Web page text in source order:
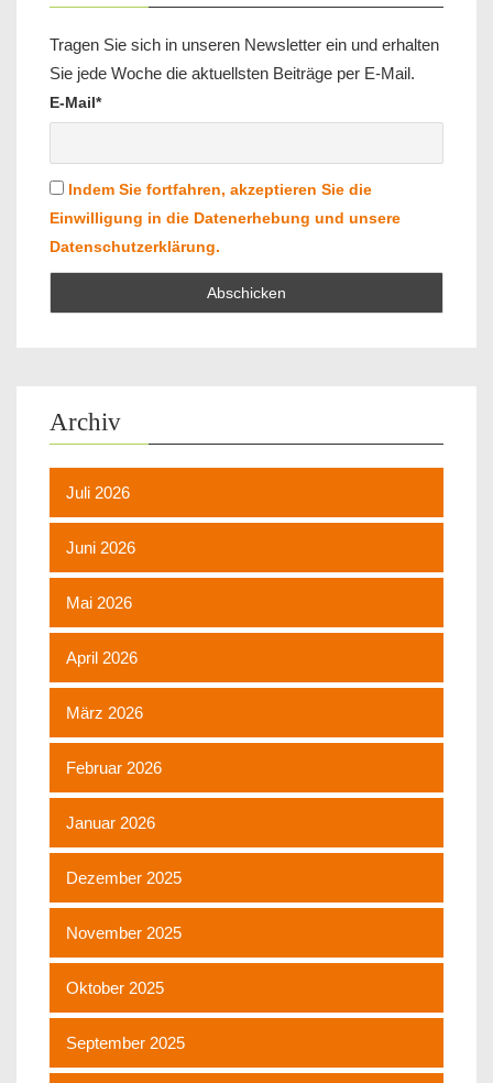
Tragen Sie sich in unseren Newsletter ein und erhalten
Sie jede Woche die aktuellsten Beiträge per E-Mail.
E-Mail*
Indem Sie fortfahren, akzeptieren Sie die
Einwilligung in die Datenerhebung und unsere
Datenschutzerklärung.
Archiv
Juli 2026
Juni 2026
Mai 2026
April 2026
März 2026
Februar 2026
Januar 2026
Dezember 2025
November 2025
Oktober 2025
September 2025